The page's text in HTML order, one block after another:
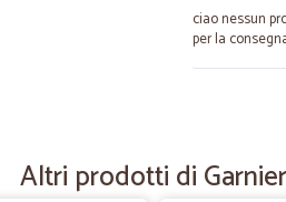
ciao nessun
per la
Puntuale e
Altri prodotti di Garnier